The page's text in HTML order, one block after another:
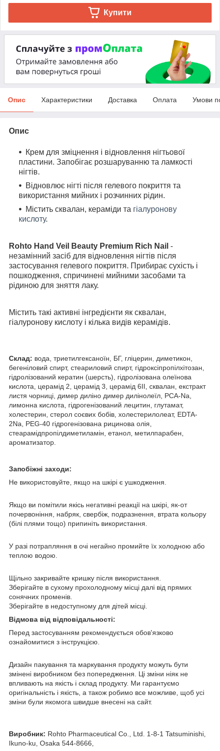
Купити
Опис Характеристики Доставка Оплата Умови
Опис
Крем для зміцнення і відновлення нігтьової
пластини. Запобігає розшаруванню та ламкості
нігтів.
Відновлює нігті після гелевого покриття та
використання мийних і розчинних рідин.
Містить сквалан, кераміди та гіалуронову
кислоту.
Rohto Hand Veil Beauty Premium Rich Nail -
незамінний засіб для відновлення нігтів після
застосування гелевого покриття. Прибирає сухість і
пошкодження, спричинені мийними засобами та
рідиною для зняття лаку.
Містить такі активні інгредієнти як сквалан,
гіалуронову кислоту і кілька видів керамідів.
Склад: вода, триетилгексаноїн, БГ, гліцерин, диметикон,
бегеніловий спирт, стеариловий спирт, гідроксіпропілхітозан,
гідролізований кератин (шерсть), гідролізована олеїнова
кислота, церамід 2, церамід 3, церамід 6II, сквалан, екстракт
листя чорниці, димер диліно димер дилінолеїл, PCA-Na,
лимонна кислота, гідрогенізований лецитин, глутамат,
холестерин, стерол соєвих бобів, холестерилолеат, EDTA-
2Na, PEG-40 гідрогенізована рицинова олія,
стеарамідпропілдиметиламін, етанол, метилпарабен,
ароматизатор.
Запобіжні заходи:
Не використовуйте, якщо на шкірі є ушкодження.
Якщо ви помітили якісь негативні реакції на шкірі, як-от
почервоніння, набряк, свербіж, подразнення, втрата кольору
(білі плями тощо) припиніть використання.
У разі потрапляння в очі негайно промийте їх холодною або
теплою водою.
Щільно закривайте кришку після використання.
Зберігайте в сухому прохолодному місці далі від прямих
сонячних променів.
Зберігайте в недоступному для дітей місці.
Відмова від відповідальності:
Перед застосуванням рекомендується обов'язково
ознайомитися з інструкцією.
Дизайн пакування та маркування продукту можуть бути
змінені виробником без попередження. Ці зміни ніяк не
впливають на якість і склад продукту. Ми гарантуємо
оригінальність і якість, а також робимо все можливе, щоб усі
зміни були якомога швидше внесені на сайт.
Виробник: Rohto Pharmaceutical Co., Ltd. 1-8-1 Tatsuminishi,
Ikuno-ku, Osaka 544-8666,